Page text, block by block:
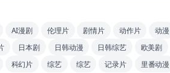
AI漫剧 伦理片 剧情片 动作片 动漫
日本剧 日韩动漫 日韩综艺 欧美剧
科幻片 综艺 综艺 记录片 里番动漫